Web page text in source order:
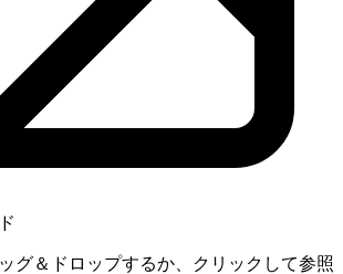
グ＆ドロップするか、クリックして参照